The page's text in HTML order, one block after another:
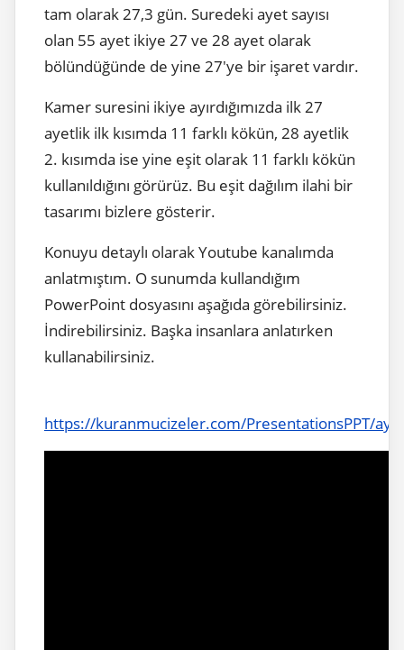
tam olarak 27,3 gün. Suredeki ayet sayısı
olan 55 ayet ikiye 27 ve 28 ayet olarak
bölündüğünde de yine 27'ye bir işaret vardır.
Kamer suresini ikiye ayırdığımızda ilk 27
ayetlik ilk kısımda 11 farklı kökün, 28 ayetlik
2. kısımda ise yine eşit olarak 11 farklı kökün
kullanıldığını görürüz. Bu eşit dağılım ilahi bir
tasarımı bizlere gösterir.
Konuyu detaylı olarak Youtube kanalımda
anlatmıştım. O sunumda kullandığım
PowerPoint dosyasını aşağıda görebilirsiniz.
İndirebilirsiniz. Başka insanlara anlatırken
kullanabilirsiniz.
https://kuranmucizeler.com/PresentationsPPT/